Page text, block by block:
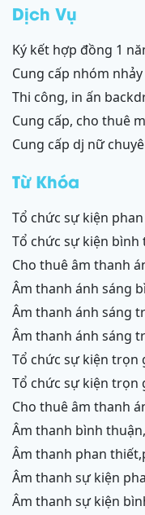
Dịch Vụ
ký kết hợp đồng 1 năm âm thanh ánh sáng – sân khấu
resort mũi né, tiến
cung cấp nhóm nhảy led tương tác, trống nước tại
ninh thuận – bình
thi công, in ấn backdrop sự kiện, backdrop gala dinner,
backdrop team
3d, chữ nổi từ
phan thiết, bình
cung cấp, cho thuê màn hình led tại phan thiết - bình
thuận, ninh thuận -
cung cấp dj nữ chuyên nghiệp phan thiết, bình thuận;
Từ Khóa
tổ chức sự kiện phan thiết,phang rang,ninh chữ,vĩnh
hy,cam ranh
tổ chức sự kiện
cho thuê âm thanh ánh sáng phan thiết,phang
rang,ninh chữ,vĩnh
âm thanh ánh sáng bình thuận,ninh thuận,ninh
chữ,vĩnh hy,cam ranh
âm thanh ánh sáng trọn gói phan thiết, phang
rang,cam ranh
âm thanh ánh sáng
tổ chức sự kiện
tổ chức sự kiện
cho thuê âm thanh ánh sáng bình thuận,ninh
thuận,ninh chữ,vĩnh
âm thanh bình
âm thanh phan thiết,phang rang,ninh chữ,vĩnh hy, cam
ranh
âm thanh sự kiện
âm thanh sự kiện